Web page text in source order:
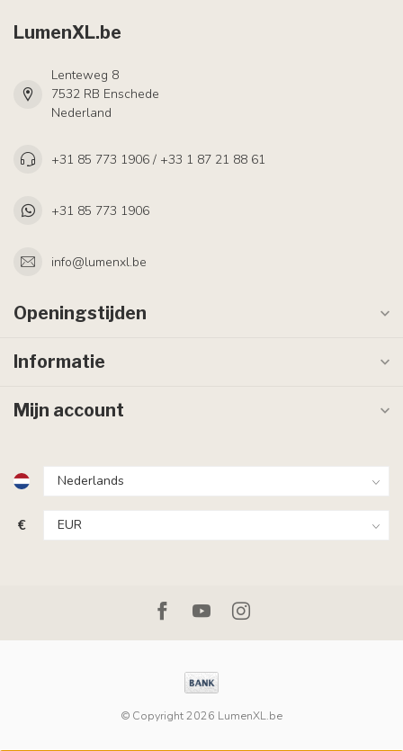
LumenXL.be
Lenteweg 8
7532 RB Enschede
Nederland
+31 85 773 1906 / +33 1 87 21 88 61
+31 85 773 1906
info@lumenxl.be
Openingstijden
Informatie
Mijn account
€
© Copyright 2026 LumenXL.be